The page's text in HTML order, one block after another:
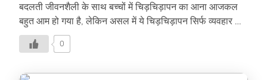
बदलती जीवनशैली के साथ बच्चों में चिड़चिड़ापन का आना आजकल
बहुत आम हो गया है, लेकिन असल में ये चिड़चिड़ापन सिर्फ व्यवहार का
मुद्दा नहीं हैं। पढ़िये लेख में –
0